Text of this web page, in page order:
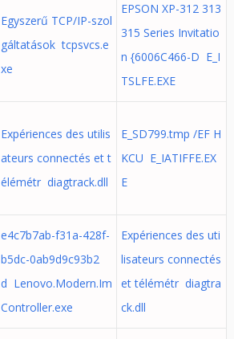
Egyszerű TCP/IP-szol
gáltatások tcpsvcs.e
xe
EPSON XP-312 313
315 Series Invitatio
n {6006C466-D E_I
TSLFE.EXE
Expériences des utilis
ateurs connectés et t
élémétr diagtrack.dll
E_SD799.tmp /EF H
KCU E_IATIFFE.EX
E
e4c7b7ab-f31a-428f-
b5dc-0ab9d9c93b2
d Lenovo.Modern.Im
Controller.exe
Expériences des uti
lisateurs connectés
et télémétr diagtra
ck.dll